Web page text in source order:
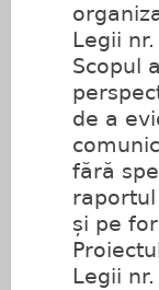
Legii
Scopul
de a
fără
raportul
și pe
Legii